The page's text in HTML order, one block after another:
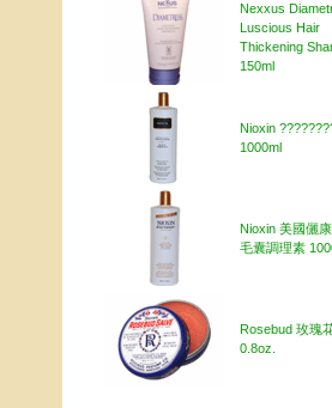
Nexxus
Luscious Hair
Thickening
150ml
Nioxin
1000ml
Nioxin 美國儷
毛囊調理素
Rosebud 玫瑰
0.8oz.